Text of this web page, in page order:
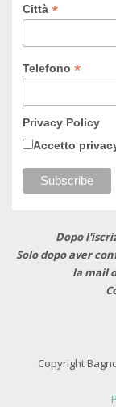
Città *
Telefono *
Privacy Policy
Accetto
Dopo
Solo dopo aver
la mail
Copyright